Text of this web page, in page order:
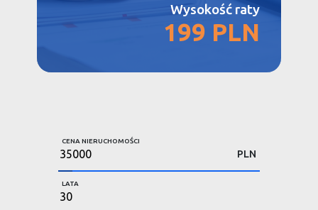
Wysokość raty
199 PLN
CENA NIERUCHOMOŚCI
PLN
LATA